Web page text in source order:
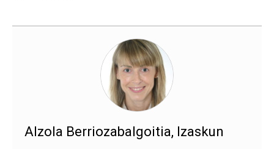
Alzola Berriozabalgoitia, Izaskun